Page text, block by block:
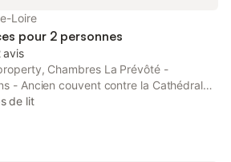
Loire
pour 2 personnes
avis
Chambres La Prévôté -
- Ancien couvent contre la Cathédrale
near Le Puy Cathedral, Pierre
Michel d'Aiguilhe Church.
de lit